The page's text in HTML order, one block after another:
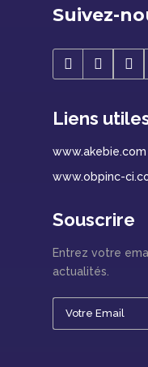
Suivez-
Liens
www.akebie.com
www.obpinc-
Souscrire
Entrez votre
actualités.